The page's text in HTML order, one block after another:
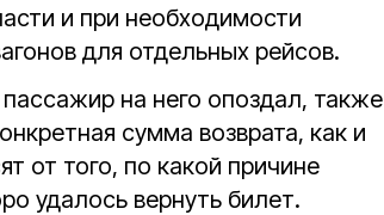
и при необходимости
для отдельных рейсов.
на него опоздал, также
сумма возврата, как и
от того, по какой причине
удалось вернуть билет.